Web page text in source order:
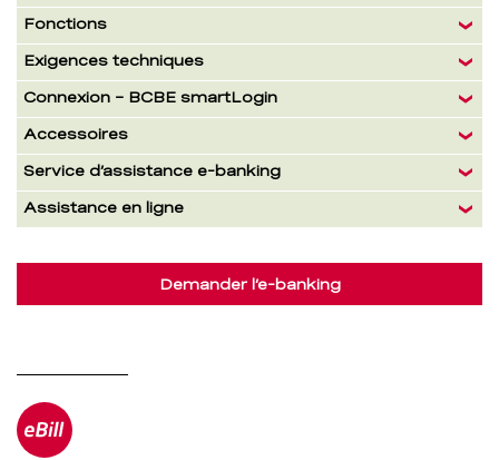
Fonctions
Exigences techniques
Connexion – BCBE smartLogin
Accessoires
Service d’assistance e-banking
Assistance en ligne
Demander l’e-banking